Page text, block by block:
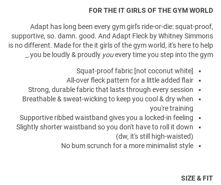
FOR THE IT GIRLS OF THE GYM WORLD
Adapt has long been every gym girl's ride-or-die: squat-proof,
supportive, so. damn. good. And Adapt Fleck by Whitney Simmons
is no different. Made for the it girls of the gym world, it's here to help
you be loudly & proudly youevery time you step into the gym._
Squat-proof fabric [not coconut white]
All-over fleck pattern for a little added flair
Strong, durable fabric that lasts through every session
Breathable & sweat-wicking to keep you cool & dry when
you're training
Supportive ribbed waistband gives you a locked-in feeling
Slightly shorter waistband so you don't have to roll it down
(dw, it's still high-waisted)
No bum scrunch for a more minimalist style
SIZE & FIT